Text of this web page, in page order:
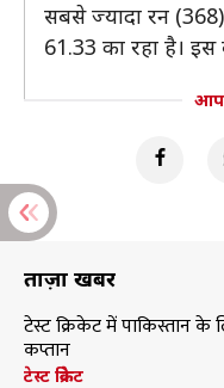
सबसे ज्यादा रन
61.33 का रहा है।
ताज़ा खबरें
टेस्ट क्रिकेट में पाकिस्तान के
कप्तान
टेस्ट क्रिकेट